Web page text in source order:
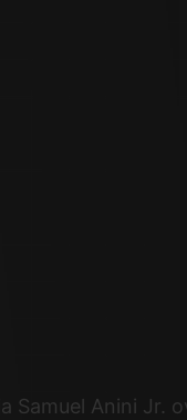
Samuel Anini Jr.